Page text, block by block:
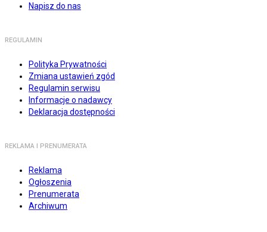
Napisz do nas
REGULAMIN
Polityka Prywatności
Zmiana ustawień zgód
Regulamin serwisu
Informacje o nadawcy
Deklaracja dostępności
REKLAMA I PRENUMERATA
Reklama
Ogłoszenia
Prenumerata
Archiwum